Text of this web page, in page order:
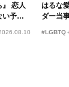
』 恋人
い予告
はるな
ダー当
#LGBTQ